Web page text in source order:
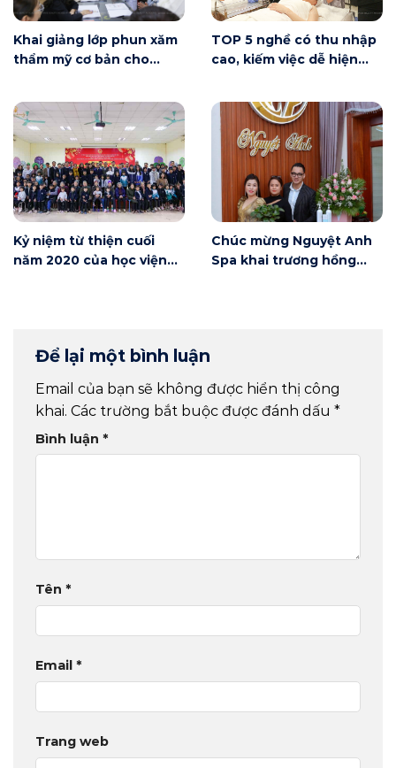
Khai giảng lớp phun xăm
thẩm mỹ cơ bản cho
Nội
TOP 5 nghề có thu nhập
cao, kiếm việc dễ hiện
Kỷ niệm từ thiện cuối
năm 2020 của học viện
Chúc mừng Nguyệt Anh
Spa khai trương hồng
Để lại một bình luận
Email của bạn sẽ không được hiển thị công
khai. Các trường bắt buộc được đánh dấu *
Bình luận *
Tên *
Email *
Trang web